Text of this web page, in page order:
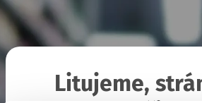
Litujeme,